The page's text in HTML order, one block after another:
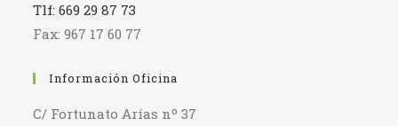
Tlf: 669 29 87 73
Fax: 967 17 60 77
Información Oficina
C/ Fortunato Arías nº 37